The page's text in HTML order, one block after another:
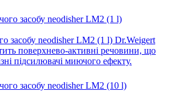
засобу neodisher LM2 (1 l) Dr.Weigert
поверхнево-активні речовини, що
підсилювачі миючого ефекту.